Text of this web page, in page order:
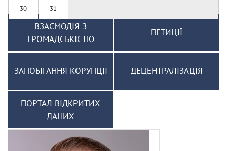
30 31
ВЗАЄМОДІЯ З
ГРОМАДСЬКІСТЮ
ПЕТИЦІЇ
ЗАПОБІГАННЯ КОРУПЦІЇ ДЕЦЕНТРАЛІЗАЦІЯ
ПОРТАЛ ВІДКРИТИХ
ДАНИХ